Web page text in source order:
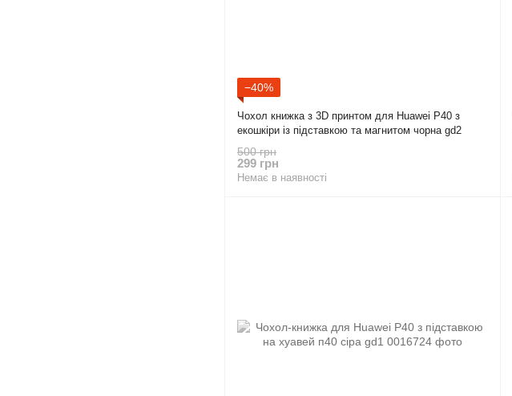
−40%
Чохол книжка з 3D принтом для Huawei P40 з
екошкіри із підставкою та магнитом чорна gd2
500 грн
299 грн
Немає в наявності